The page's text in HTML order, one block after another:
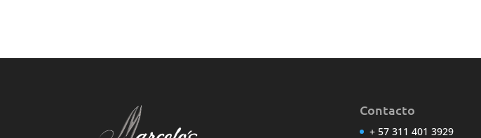
Contacto
+ 57 311 401 3929